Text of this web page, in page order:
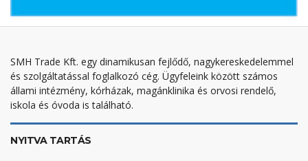
SMH Trade Kft. egy dinamikusan fejlődő, nagykereskedelemmel
és szolgáltatással foglalkozó cég. Ügyfeleink között számos
állami intézmény, kórházak, magánklinika és orvosi rendelő,
iskola és óvoda is található.
NYITVA TARTÁS